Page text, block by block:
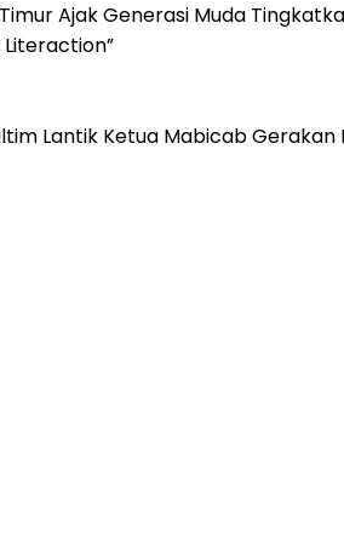
Ajak Generasi Muda
Literaction”
Lantik Ketua Mabicab